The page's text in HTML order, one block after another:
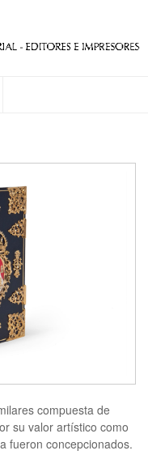
compuesta de
su valor artístico como
fueron concepcionados.